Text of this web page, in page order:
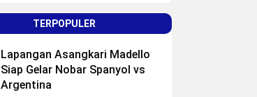
TERPOPULER
Lapangan Asangkari Madello
Siap Gelar Nobar Spanyol vs
Argentina